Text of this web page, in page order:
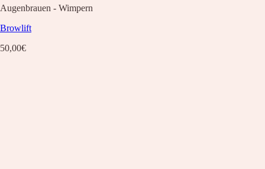
Augenbrauen - Wimpern
Browlift
50,00€